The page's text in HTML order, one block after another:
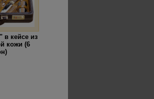
в кейсе из
кожи (6